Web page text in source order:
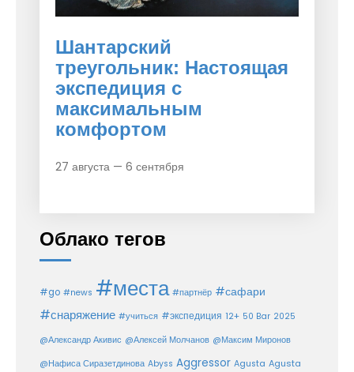
Шантарский
треугольник: Настоящая
экспедиция с
максимальным
комфортом
27 августа — 6 сентября
Облако тегов
#go #news #места #партнёр #сафари
#снаряжение #учиться #экспедиция 12+ 50 Bar 2025
@Александр Акивис @Алексей Молчанов @Максим Миронов
@Нафиса Сиразетдинова Abyss Aggressor Agusta Agusta